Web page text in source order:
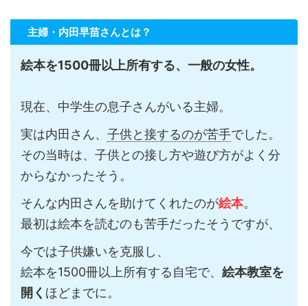
主婦・内田早苗さんとは？
絵本を1500冊以上所有する、一般の女性。
現在、中学生の息子さんがいる主婦。
実は内田さん、 子供と接するのが苦手でした。
その当時は、子供との接し方や遊び方がよく分
からなかったそう。
そんな内田さんを助けてくれたのが絵本。
最初は絵本を読むのも苦手だったそうですが、
今では子供嫌いを克服し、
絵本を1500冊以上所有する自宅で、 絵本教室を
開く ほどまでに。